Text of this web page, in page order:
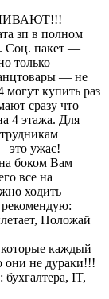
зп в полном
Соц. пакет —
только
— не
купить раз
сразу что
4 этажа. Для
это ужас!
боком Вам
все на
ходить
Положай
каждый
они не дураки!!!
IT,